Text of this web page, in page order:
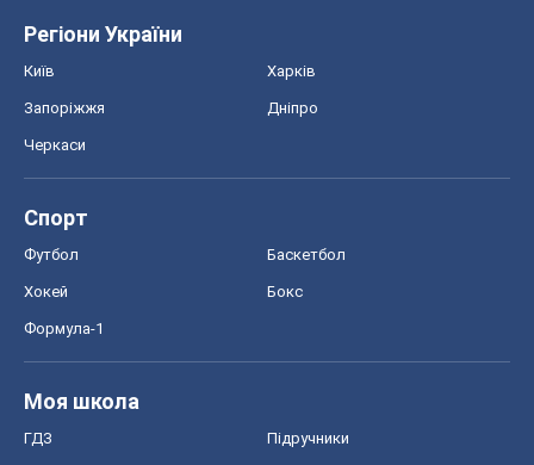
Регіони України
Київ Харків
Запоріжжя Дніпро
Черкаси
Спорт
Футбол Баскетбол
Хокей Бокс
Формула-1
Моя школа
ГДЗ Підручники